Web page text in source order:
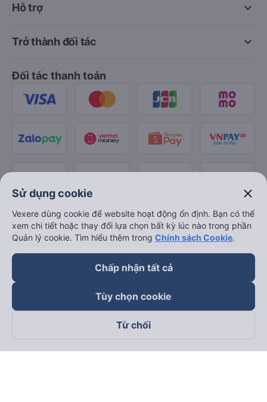
keyboard_arrow_down
Hỗ trợ
keyboard_arrow_down
Trở thành đối tác
Đối tác thanh toán
Theo dõi chúng tôi trên
Sử dụng cookie close
Vexere dùng cookie để website hoạt động ổn định. Bạn có thể
xem chi tiết hoặc thay đổi lựa chọn bất kỳ lúc nào trong phần
Quản lý cookie. Tìm hiểu thêm trong Chính sách Cookie.
Chấp nhận tất cả
Tùy chọn cookie
Từ chối